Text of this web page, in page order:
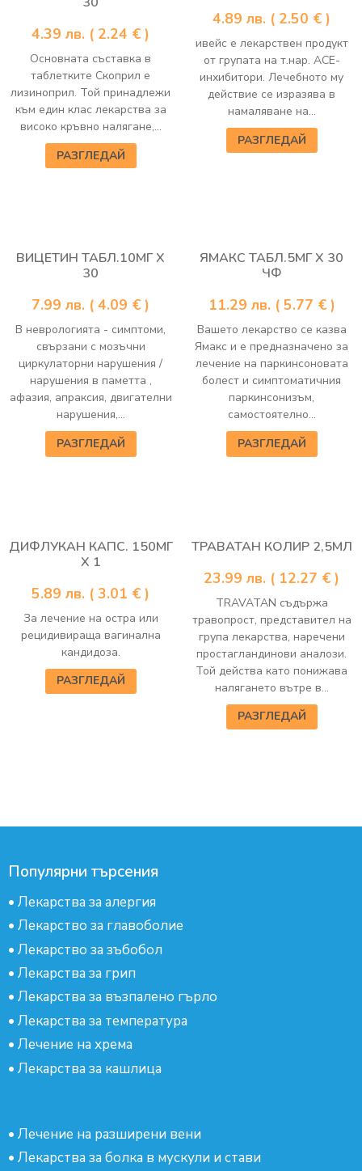
4.39 лв. ( 2.24 € )
Основната съставка в
таблетките Скоприл е
лизиноприл. Той принадлежи
към един клас лекарства за
високо кръвно налягане,...
РАЗГЛЕДАЙ
4.89 лв. ( 2.50 € )
ивейс е лекарствен продукт
от групата на т.нар. АСЕ-
инхибитори. Лечебното му
действие се изразява в
намаляване на...
РАЗГЛЕДАЙ
ВИЦЕТИН ТАБЛ.10МГ Х
30
7.99 лв. ( 4.09 € )
В неврологията - симптоми,
свързани с мозъчни
циркулаторни нарушения /
нарушения в паметта ,
афазия, апраксия, двигателни
нарушения,...
РАЗГЛЕДАЙ
ЯМАКС ТАБЛ.5МГ Х 30
ЧФ
11.29 лв. ( 5.77 € )
Вашето лекарство се казва
Ямакс и е предназначено за
лечение на паркинсоновата
болест и симптоматичния
паркинсонизъм,
самостоятелно...
РАЗГЛЕДАЙ
ДИФЛУКАН КАПС. 150МГ
Х 1
5.89 лв. ( 3.01 € )
За лечение на остра или
рецидивираща вагинална
кандидоза.
РАЗГЛЕДАЙ
ТРАВАТАН КОЛИР 2,5МЛ
23.99 лв. ( 12.27 € )
TRAVATAN съдържа
травопрост, представител на
група лекарства, наречени
простагландинови аналози.
Той действа като понижава
налягането вътре в...
РАЗГЛЕДАЙ
Популярни търсения
• Лекарства за алергия
• Лекарство за главоболие
• Лекарство за зъбобол
• Лекарства за грип
• Лекарства за възпалено гърло
• Лекарства за температура
• Лечение на хрема
• Лекарства за кашлица
• Лечение на разширени вени
• Лекарства за болка в мускули и стави